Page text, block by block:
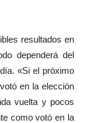
resultados en
dependerá del
«Si el próximo
en la elección
vuelta y pocos
como votó en la